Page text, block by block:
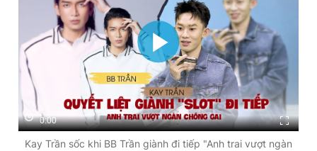
0:00
Kay Trần sốc khi BB Trần giành đi tiếp "Anh trai vượt ngàn